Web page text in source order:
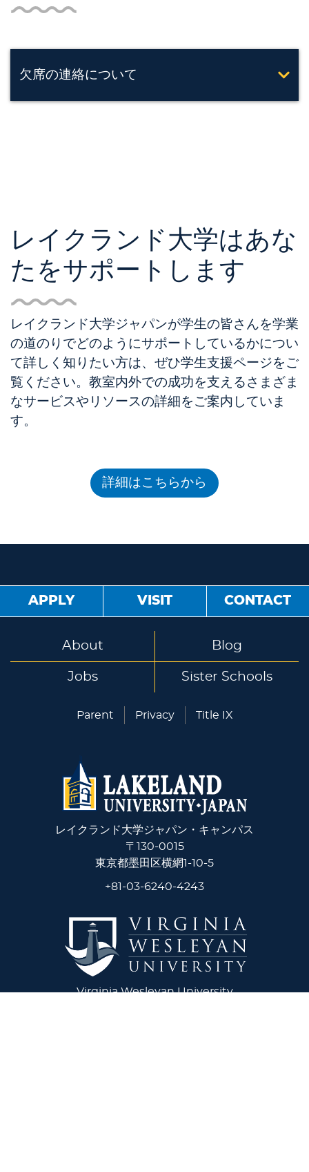
欠席の連絡について
レイクランド大学はあな
たをサポートします
レイクランド大学ジャパンが学生の皆さんを学業
の道のりでどのようにサポートしているかについ
て詳しく知りたい方は、ぜひ学生支援ページをご
覧ください。教室内外での成功を支えるさまざま
なサービスやリソースの詳細をご案内していま
す。
詳細はこちらから
APPLY VISIT CONTACT
About Blog
Jobs Sister Schools
Parent Privacy Title IX
レイクランド大学ジャパン・キャンパス
〒130-0015
東京都墨田区横網1-10-5
+81-03-6240-4243
Virginia Wesleyan University